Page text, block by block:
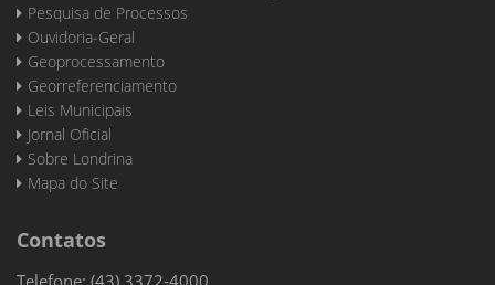
Pesquisa de Processos
Ouvidoria-Geral
Geoprocessamento
Georreferenciamento
Leis Municipais
Jornal Oficial
Sobre Londrina
Mapa do Site
Contatos
Telefone: (43) 3372-4000